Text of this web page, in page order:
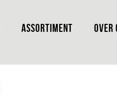
ASSORTIMENT OVER